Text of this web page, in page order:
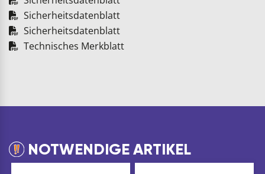
Sicherheitsdatenblatt
Sicherheitsdatenblatt
Technisches Merkblatt
NOTWENDIGE ARTIKEL